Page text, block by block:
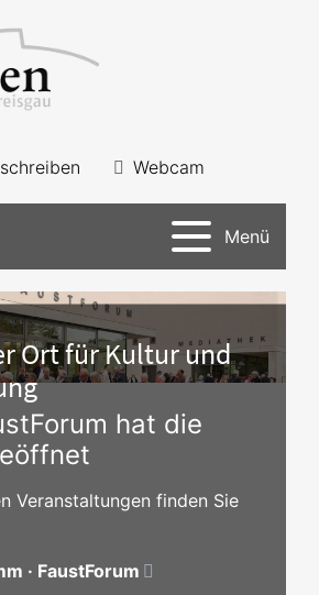
Webcam
Menü
Ort für Kultur und
hat die
Veranstaltungen finden Sie
· FaustForum